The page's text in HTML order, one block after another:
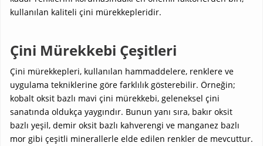
kullanılan kaliteli çini mürekkepleridir.
Çini Mürekkebi Çeşitleri
Çini mürekkepleri, kullanılan hammaddelere, renklere ve
uygulama tekniklerine göre farklılık gösterebilir. Örneğin;
kobalt oksit bazlı mavi çini mürekkebi, geleneksel çini
sanatında oldukça yaygındır. Bunun yanı sıra, bakır oksit
bazlı yeşil, demir oksit bazlı kahverengi ve manganez bazlı
mor gibi çeşitli minerallerle elde edilen renkler de mevcuttur.